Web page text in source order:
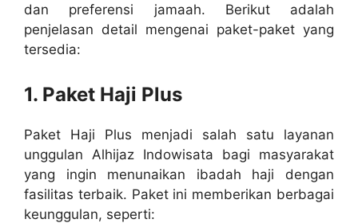
dan preferensi jamaah. Berikut adalah
penjelasan detail mengenai paket-paket yang
tersedia:
1. Paket Haji Plus
Paket Haji Plus menjadi salah satu layanan
unggulan Alhijaz Indowisata bagi masyarakat
yang ingin menunaikan ibadah haji dengan
fasilitas terbaik. Paket ini memberikan berbagai
keunggulan, seperti: